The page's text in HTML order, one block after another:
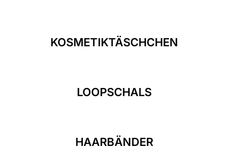
KOSMETIKTÄSCHCHEN
LOOPSCHALS
HAARBÄNDER